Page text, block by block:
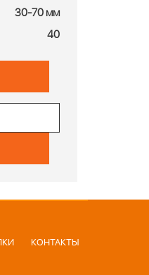
30-70 мм
40
КОНТАКТЫ